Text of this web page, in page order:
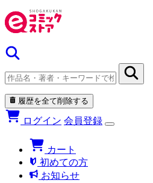
履歴を全て削除する
ログイン 会員登録
カート
初めての方
お知らせ